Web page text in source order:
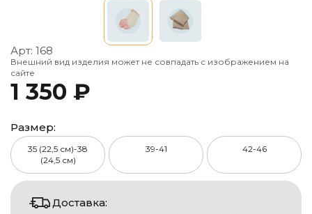
Арт: 168
Внешний вид изделия может не совпадать с изображением на
сайте
1 350 ₽
Размер:
35 (22,5 см)-38
(24,5 см)
39-41 42-46
Доставка: